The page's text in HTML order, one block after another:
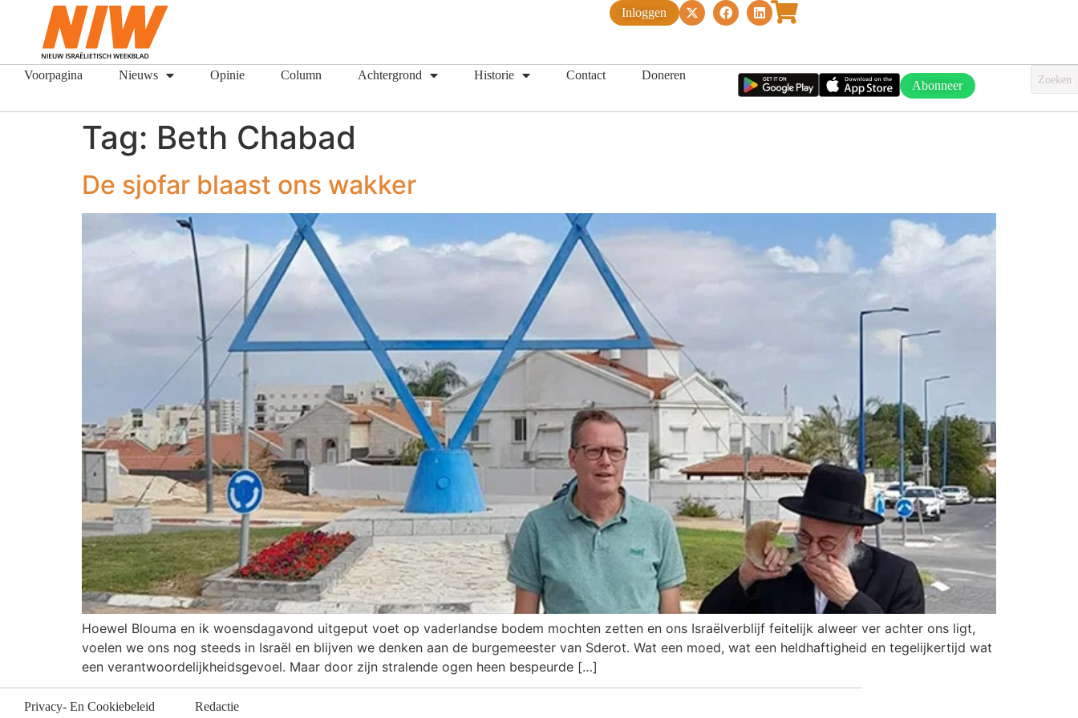
Inloggen
Voorpagina Nieuws Opinie Column Achtergrond Historie Contact Doneren
Abonneer
Tag: Beth Chabad
De sjofar blaast ons wakker
Hoewel Blouma en ik woensdagavond uitgeput voet op vaderlandse bodem mochten zetten en ons Israëlverblijf feitelijk alweer ver achter ons ligt,
voelen we ons nog steeds in Israël en blijven we denken aan de burgemeester van Sderot. Wat een moed, wat een heldhaftigheid en tegelijkertijd wat
een verantwoordelijkheidsgevoel. Maar door zijn stralende ogen heen bespeurde […]
Privacy- En Cookiebeleid Redactie